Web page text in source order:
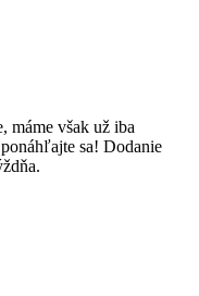
máme však už iba
sa! Dodanie